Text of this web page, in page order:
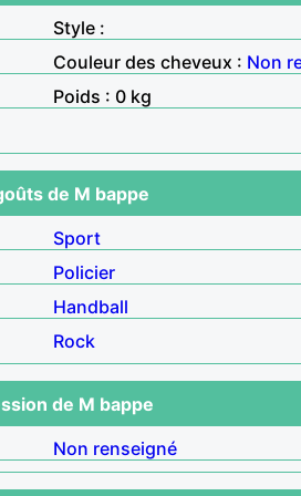
Style :
Couleur des cheveux : Non
Poids : 0 kg
de M bappe
Sport
Policier
Handball
Rock
de M bappe
Non renseigné